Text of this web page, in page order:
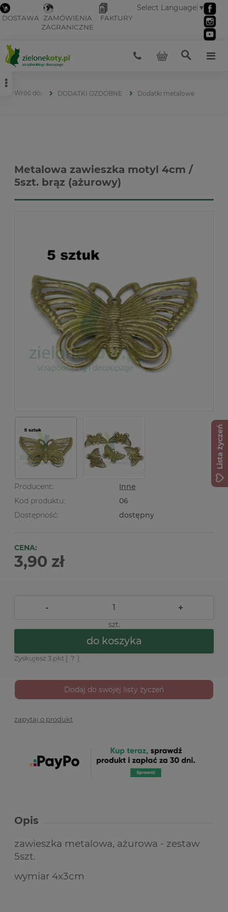
DOSTAWA ZAMÓWIENIA
ZAGRANICZNE
FAKTURY
Select Language ▼
DODATKI OZDOBNE Dodatki metalowe
Metalowa zawieszka motyl 4cm /
5szt. brąz (ażurowy)
Producent:
Inne
Kod produktu:
06
Dostępność:
dostępny
CENA:
3,90 zł
- +
szt.
do koszyka
Zyskujesz 3 pkt [ ? ]
Dodaj do swojej listy życzeń
zapytaj o produkt
Opis
zawieszka metalowa, ażurowa - zestaw
5szt.
wymiar 4x3cm
Lista życzeń